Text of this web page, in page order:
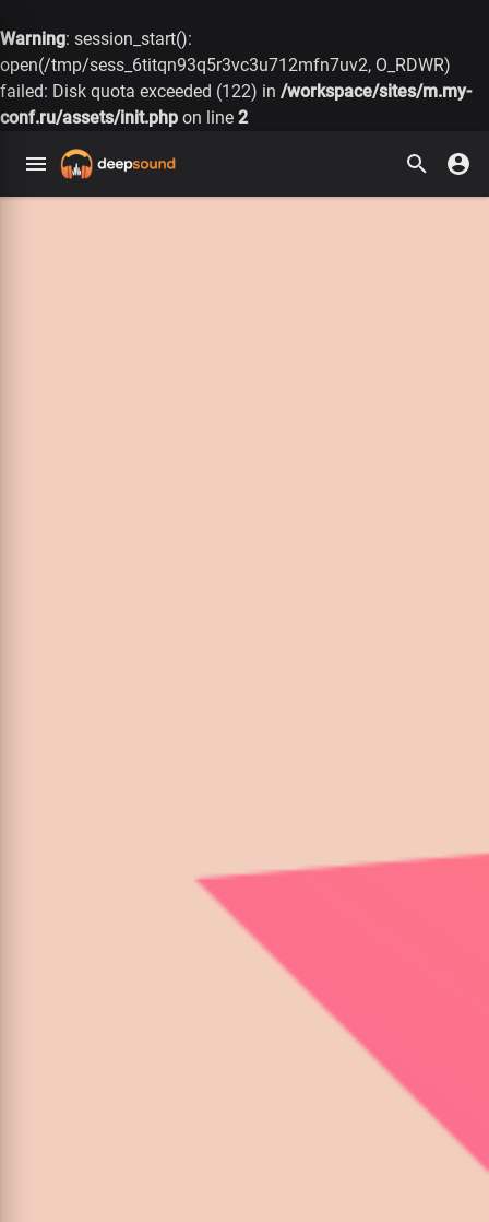
Warning: session_start():
open(/tmp/sess_6titqn93q5r3vc3u712mfn7uv2, O_RDWR)
failed: Disk quota exceeded (122) in /workspace/sites/m.my-
conf.ru/assets/init.php on line 2